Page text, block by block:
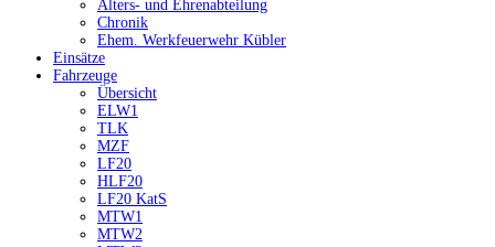
Alters- und Ehrenabteilung
Chronik
Ehem. Werkfeuerwehr Kübler
Einsätze
Fahrzeuge
Übersicht
ELW1
TLK
MZF
LF20
HLF20
LF20 KatS
MTW1
MTW2